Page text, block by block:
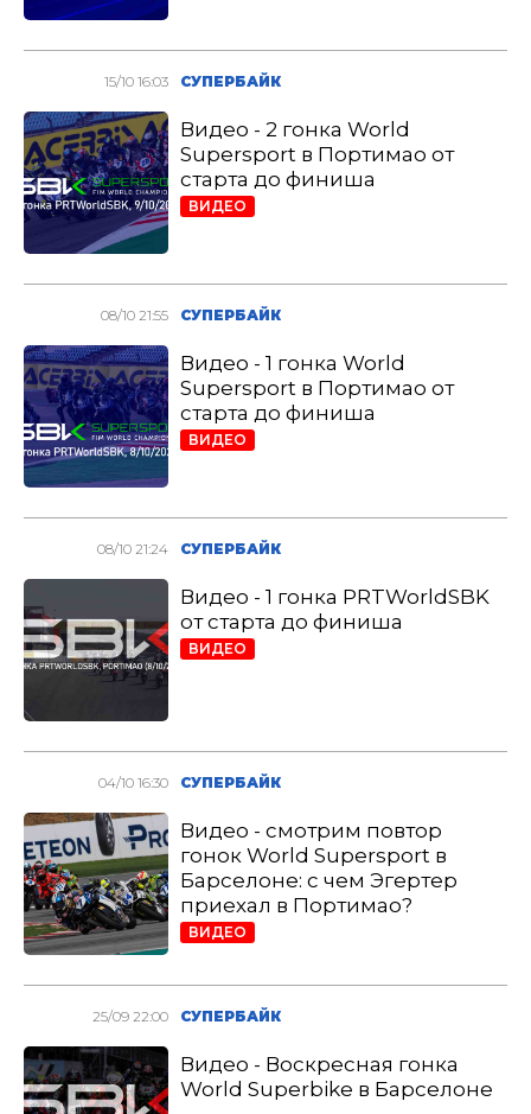
15/10 16:03 СУПЕРБАЙК
Видео - 2 гонка World
Supersport в Портимао от
старта до финиша
ВИДЕО
08/10 21:55 СУПЕРБАЙК
Видео - 1 гонка World
Supersport в Портимао от
старта до финиша
ВИДЕО
08/10 21:24 СУПЕРБАЙК
Видео - 1 гонка PRTWorldSBK
от старта до финиша
ВИДЕО
04/10 16:30 СУПЕРБАЙК
Видео - смотрим повтор
гонок World Supersport в
Барселоне: с чем Эгертер
приехал в Портимао?
ВИДЕО
25/09 22:00 СУПЕРБАЙК
Видео - Воскресная гонка
World Superbike в Барселоне